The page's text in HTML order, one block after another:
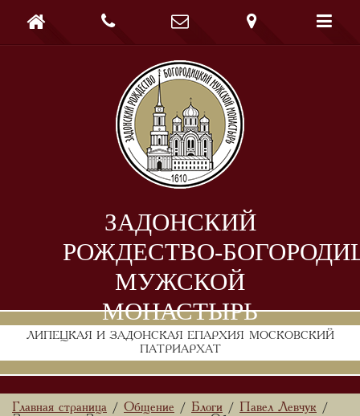
ЗАДОНСКИЙ
РОЖДЕСТВО-
МУЖСКОЙ
МОНАСТЫРЬ
ЛИПЕЦКАЯ И ЗАДОНСКАЯ ЕПАРХИЯ МОСКОВСКИЙ
ПАТРИАРХАТ
    
Главная страница / Общение / Блоги / Павел Левчук /